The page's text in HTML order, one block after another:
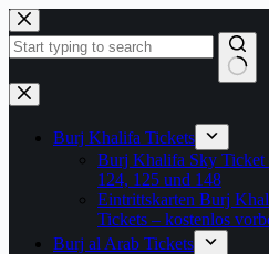
Zum
Inhalt
springen
Keine
Ergebnisse
Burj Khalifa Tickets
Burj Khalifa Sky
124, 125 und 148
Eintrittskarten Burj
Tickets – kostenlos
Burj al Arab Tickets